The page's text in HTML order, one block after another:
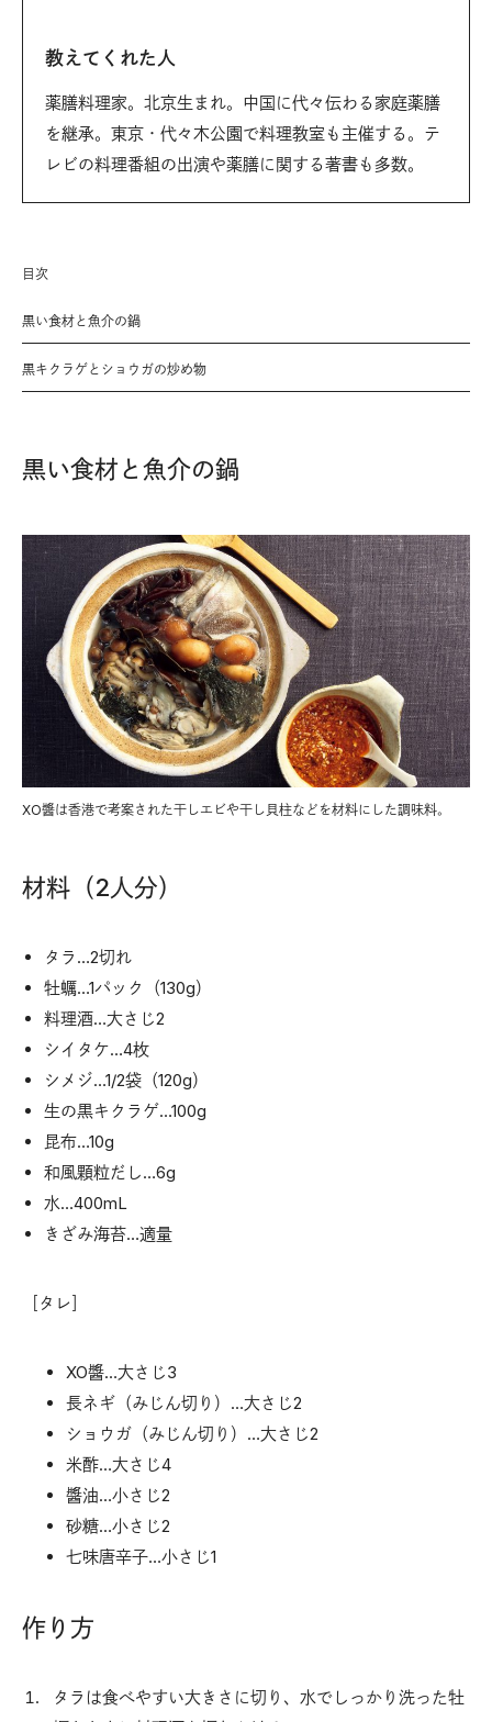
教えてくれた人
薬膳料理家。北京生まれ。中国に代々伝わる家庭薬膳
を継承。東京・代々木公園で料理教室も主催する。テ
レビの料理番組の出演や薬膳に関する著書も多数。
目次
黒い食材と魚介の鍋
黒キクラゲとショウガの炒め物
黒い食材と魚介の鍋
XO醬は香港で考案された干しエビや干し貝柱などを材料にした調味料。
材料（2人分）
タラ…2切れ
牡蠣…1パック（130g）
料理酒…大さじ2
シイタケ…4枚
シメジ…1/2袋（120g）
生の黒キクラゲ…100g
昆布…10g
和風顆粒だし…6g
水…400mL
きざみ海苔…適量
［タレ］
XO醬…大さじ3
長ネギ（みじん切り）…大さじ2
ショウガ（みじん切り）…大さじ2
米酢…大さじ4
醬油…小さじ2
砂糖…小さじ2
七味唐辛子…小さじ1
作り方
タラは食べやすい大きさに切り、水でしっかり洗った牡